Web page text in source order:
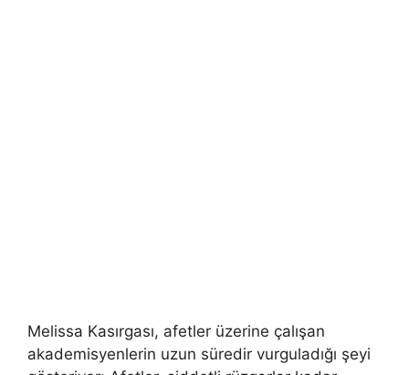
Melissa Kasırgası, afetler üzerine çalışan
akademisyenlerin uzun süredir vurguladığı şeyi